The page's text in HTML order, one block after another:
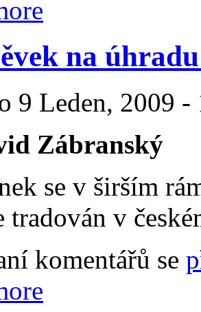
na
9 Leden, 2009
Zábranský
se v širším
tradován v
komentářů se